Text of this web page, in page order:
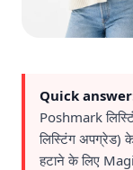
Quick
Poshmark
लिस्टिंग अपग्रेड)
हटाने के लिए